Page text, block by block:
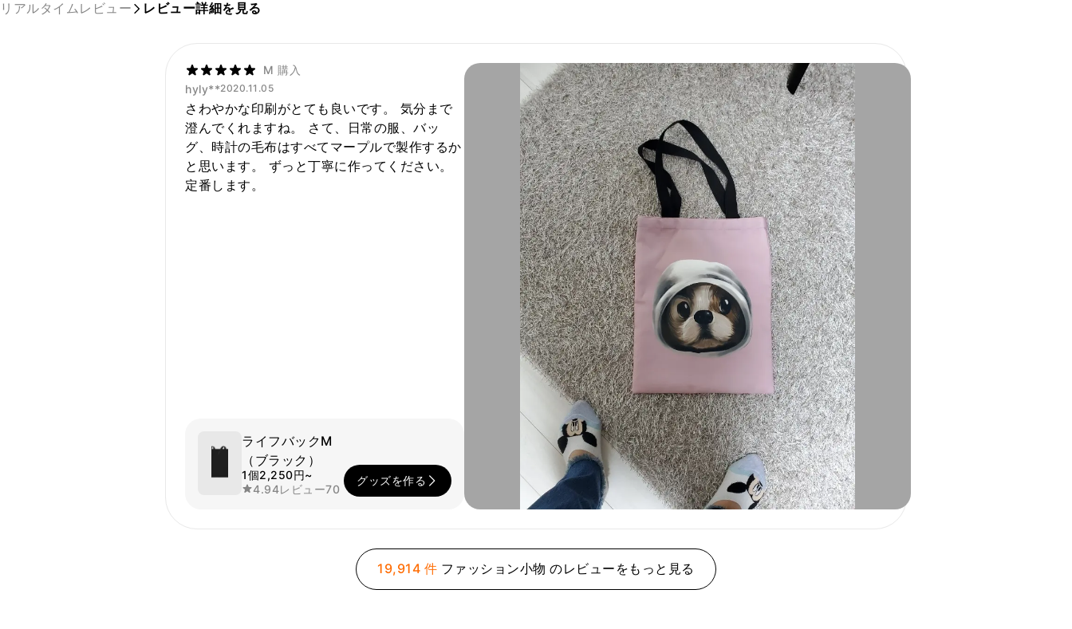
リアルタイムレビュー レビュー詳細を見る
M 購入
hyly**2020.11.05
さわやかな印刷がとても良いです。 気分まで
澄んでくれますね。 さて、日常の服、バッ
グ、時計の毛布はすべてマープルで製作するか
と思います。 ずっと丁寧に作ってください。
定番します。
ライフバックM
（ブラック）
1個2,250円~
4.94レビュー70
グッズを作る
19,914 件 ファッション小物 のレビューをもっと見る